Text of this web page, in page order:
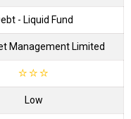
- Liquid Fund
Management Limited
☆☆☆
Low